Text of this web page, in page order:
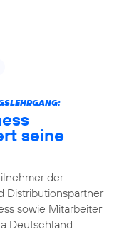
seine
der
Distributionspartner
sowie Mitarbeiter
Deutschland